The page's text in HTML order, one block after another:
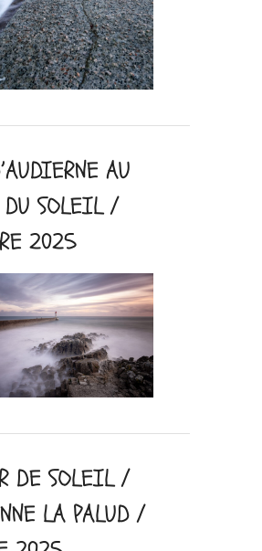
AU
DU SOLEIL /
2025
DE SOLEIL /
LA PALUD /